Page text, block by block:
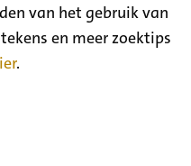
van het gebruik van
en meer zoektips
.